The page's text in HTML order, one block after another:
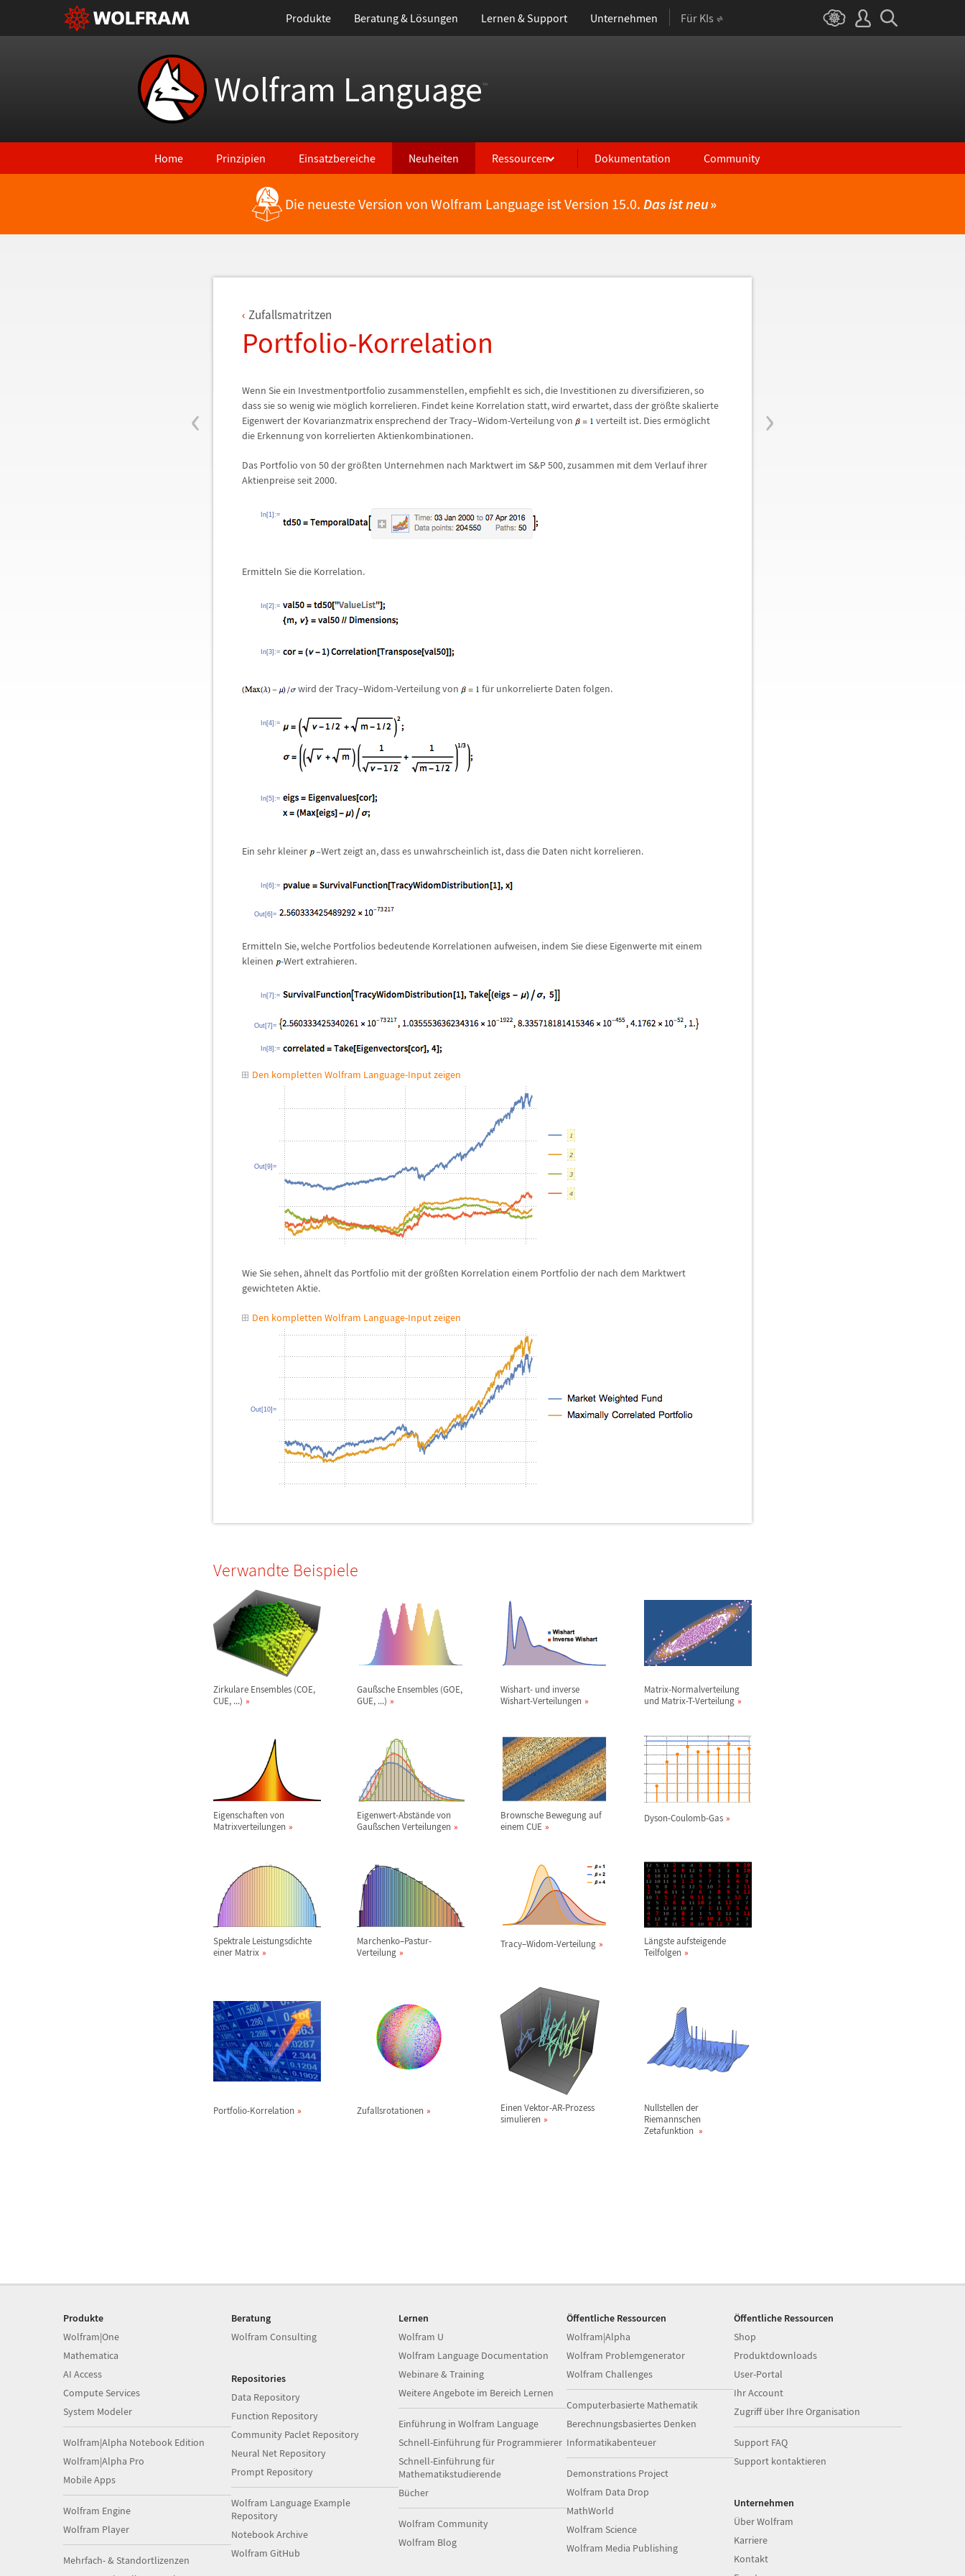
Produkte Beratung & Lösungen Lernen & Support Unternehmen Für KIs
Wolfram Language™
Home Prinzipien Einsatzbereiche Neuheiten Ressourcen Dokumentation Community
Zurück zu den neuesten FeaturesDie neueste Version von Wolfram Language ist Version 15.0. Das ist neu»
‹ ›
Zufallsmatritzen
Portfolio-Korrelation
Wenn Sie ein Investmentportfolio zusammenstellen, empfiehlt es sich, die Investitionen zu diversifizieren, so
dass sie so wenig wie möglich korrelieren. Findet keine Korrelation statt, wird erwartet, dass der größte skalierte
Eigenwert der Kovarianzmatrix ensprechend der Tracy–Widom-Verteilung von verteilt ist. Dies ermöglicht
die Erkennung von korrelierten Aktienkombinationen.
Das Portfolio von 50 der größten Unternehmen nach Marktwert im S&P 500, zusammen mit dem Verlauf ihrer
Aktienpreise seit 2000.
In[1]:=
Ermitteln Sie die Korrelation.
In[2]:=
In[3]:=
wird der Tracy–Widom-Verteilung von für unkorrelierte Daten folgen.
In[4]:=
In[5]:=
Ein sehr kleiner Wert zeigt an, dass es unwahrscheinlich ist, dass die Daten nicht korrelieren.
In[6]:=
Out[6]=
Ermitteln Sie, welche Portfolios bedeutende Korrelationen aufweisen, indem Sie diese Eigenwerte mit einem
kleinen
-Wert extrahieren.
In[7]:=
Out[7]=
In[8]:=
Den kompletten Wolfram Language-Input zeigen
Out[9]=
Wie Sie sehen,ähnelt das Portfolio mit der größten Korrelation einem Portfolio der nach dem Marktwert
gewichteten Aktie.
Den kompletten Wolfram Language-Input zeigen
Out[10]=
Verwandte Beispiele
Zirkulare Ensembles (COE,
CUE, ...)
Gaußsche Ensembles (GOE,
GUE, ...)
Wishart- und inverse
Wishart-Verteilungen
Matrix-Normalverteilung
und Matrix-T-Verteilung
Eigenschaften von
Matrixverteilungen
Eigenwert-Abstände von
Gaußschen Verteilungen
Brownsche Bewegung auf
einem CUE
Dyson-Coulomb-Gas
Spektrale Leistungsdichte
einer Matrix
Marchenko–Pastur-
Verteilung
Tracy–Widom-Verteilung Längste aufsteigende
Teilfolgen
Portfolio-Korrelation Zufallsrotationen
Einen Vektor-AR-Prozess
simulieren
Nullstellen der
Riemannschen
Zetafunktion
Produkte
Wolfram|One
Mathematica
AI Access
Compute Services
System Modeler
Wolfram|Alpha Notebook Edition
Wolfram|Alpha Pro
Mobile Apps
Wolfram Engine
Wolfram Player
Mehrfach- & Standortlizenzen
Beratung
Wolfram Consulting
Repositories
Data Repository
Function Repository
Community Paclet Repository
Neural Net Repository
Prompt Repository
Wolfram Language Example
Repository
Notebook Archive
Wolfram GitHub
Lernen
Wolfram U
Wolfram Language Documentation
Webinare & Training
Weitere Angebote im Bereich Lernen
Einführung in Wolfram Language
Schnell-Einführung für Programmierer
Schnell-Einführung für
Mathematikstudierende
Bücher
Wolfram Community
Wolfram Blog
Öffentliche Ressourcen
Wolfram|Alpha
Wolfram Problemgenerator
Wolfram Challenges
Computerbasierte Mathematik
Berechnungsbasiertes Denken
Informatikabenteuer
Demonstrations Project
Wolfram Data Drop
MathWorld
Wolfram Science
Wolfram Media Publishing
Öffentliche Ressourcen
Shop
Produktdownloads
User-Portal
Ihr Account
Zugriff über Ihre Organisation
Support FAQ
Support kontaktieren
Unternehmen
Über Wolfram
Karriere
Kontakt